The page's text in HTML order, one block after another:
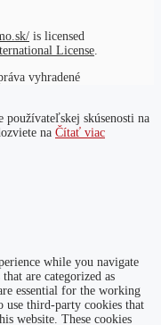
is licensed
License
vyhradené
používateľskej skúsenosti na
na Čítať viac
while you navigate
are categorized as
essential for the working
use third-party cookies that
website. These cookies